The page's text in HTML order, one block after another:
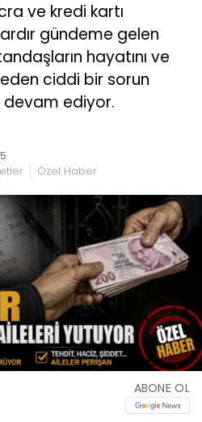
ve kredi kartı
gündeme gelen
hayatını ve
eden ciddi bir sorun
devam ediyor.
Özel Haber
ABONE OL